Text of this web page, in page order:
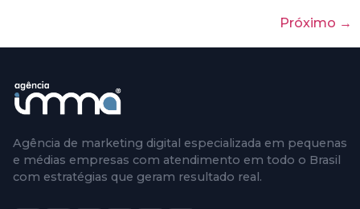
Próximo →
Agência de marketing digital especializada em pequenas
e médias empresas com atendimento em todo o Brasil
com estratégias que geram resultado real.